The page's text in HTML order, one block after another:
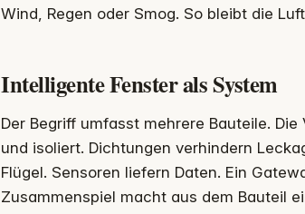
Wind, Regen oder Smog. So bleibt die
Intelligente Fenster als System
Der Begriff umfasst mehrere Bauteile.
und isoliert. Dichtungen verhindern
Flügel. Sensoren liefern Daten. Ein
Zusammenspiel macht aus dem Bauteil